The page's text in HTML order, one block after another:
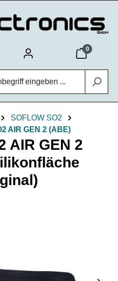
0
SOFLOW SO2
AIR GEN 2 (ABE)
AIR GEN 2